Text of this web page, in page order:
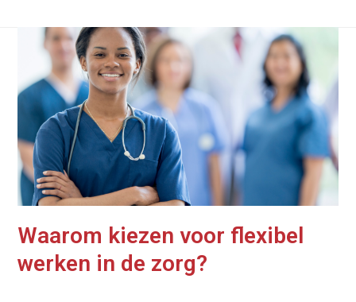
Waarom kiezen voor flexibel
werken in de zorg?